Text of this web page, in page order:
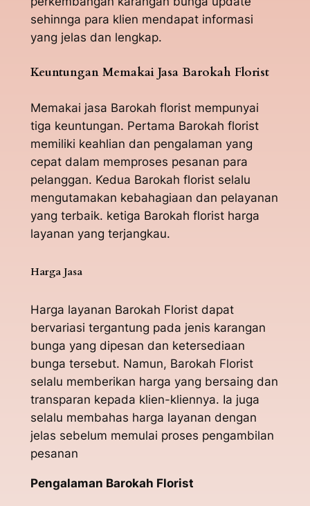
sehinnga para klien mendapat informasi
yang jelas dan lengkap.
Keuntungan Memakai Jasa Barokah Florist
Memakai jasa Barokah florist mempunyai
tiga keuntungan. Pertama Barokah florist
memiliki keahlian dan pengalaman yang
cepat dalam memproses pesanan para
pelanggan. Kedua Barokah florist selalu
mengutamakan kebahagiaan dan pelayanan
yang terbaik. ketiga Barokah florist harga
layanan yang terjangkau.
Harga Jasa
Harga layanan Barokah Florist dapat
bervariasi tergantung pada jenis karangan
bunga yang dipesan dan ketersediaan
bunga tersebut. Namun, Barokah Florist
selalu memberikan harga yang bersaing dan
transparan kepada klien-kliennya. Ia juga
selalu membahas harga layanan dengan
jelas sebelum memulai proses pengambilan
pesanan
Pengalaman Barokah Florist